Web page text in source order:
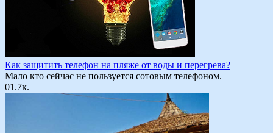
Как защитить телефон на пляже от воды и перегрева?
Мало кто сейчас не пользуется сотовым телефоном.
01.7к.